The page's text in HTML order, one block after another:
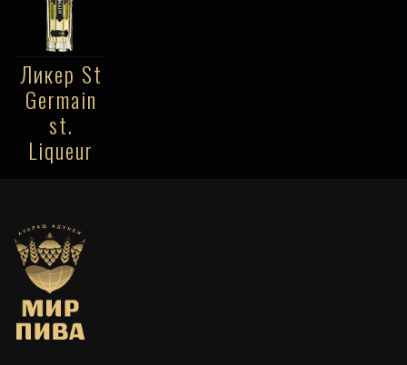
Ликер St
Germain
st.
Liqueur